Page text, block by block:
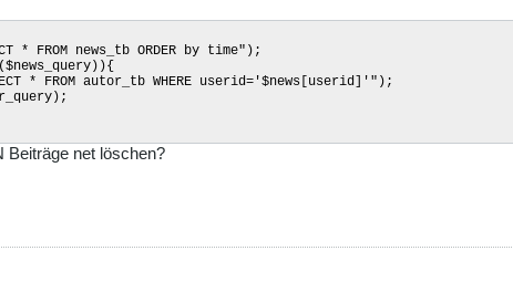
* FROM news_tb ORDER by time");
* FROM autor_tb WHERE userid='$news[userid]'");
Beiträge net löschen?